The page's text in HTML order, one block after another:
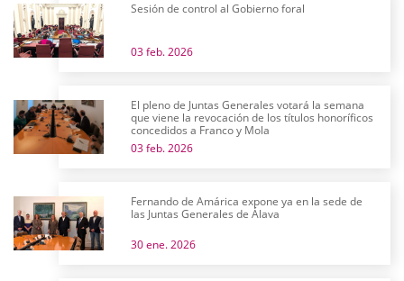
Sesión de control al Gobierno foral
03 feb. 2026
El pleno de Juntas Generales votará la semana
que viene la revocación de los títulos honoríficos
concedidos a Franco y Mola
03 feb. 2026
Fernando de Amárica expone ya en la sede de
las Juntas Generales de Álava
30 ene. 2026